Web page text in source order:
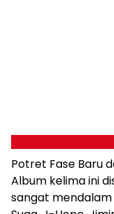
Potret Fase Baru
Album kelima ini
sangat mendalam